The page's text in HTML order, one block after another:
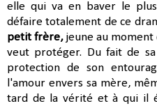
elle qui va en baver le
défaire totalement de ce
petit frère,jeune au moment
veut protéger. Du fait de
protection de son
l'amour envers sa mère,
tard de la vérité età qui il